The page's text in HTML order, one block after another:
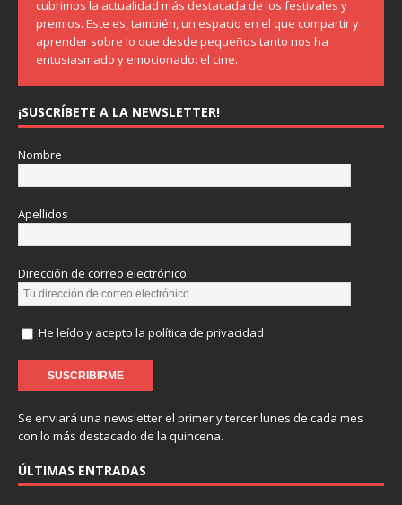
cubrimos la actualidad más destacada de los festivales y
premios. Este es, también, un espacio en el que compartir y
aprender sobre lo que desde pequeños tanto nos ha
entusiasmado y emocionado: el cine.
¡SUSCRÍBETE A LA NEWSLETTER!
Nombre
Apellidos
Dirección de correo electrónico:
He leído y acepto la política de privacidad
Se enviará una newsletter el primer y tercer lunes de cada mes
con lo más destacado de la quincena.
ÚLTIMAS ENTRADAS